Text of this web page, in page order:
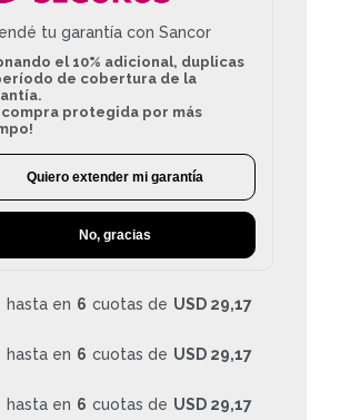
tu garantía con Sancor
el 10% adicional, duplicas
de cobertura de la
compra protegida por más
Quiero extender mi garantía
No, gracias
hasta en 6 cuotas de USD 29,17
hasta en 6 cuotas de USD 29,17
hasta en 6 cuotas de USD 29,17